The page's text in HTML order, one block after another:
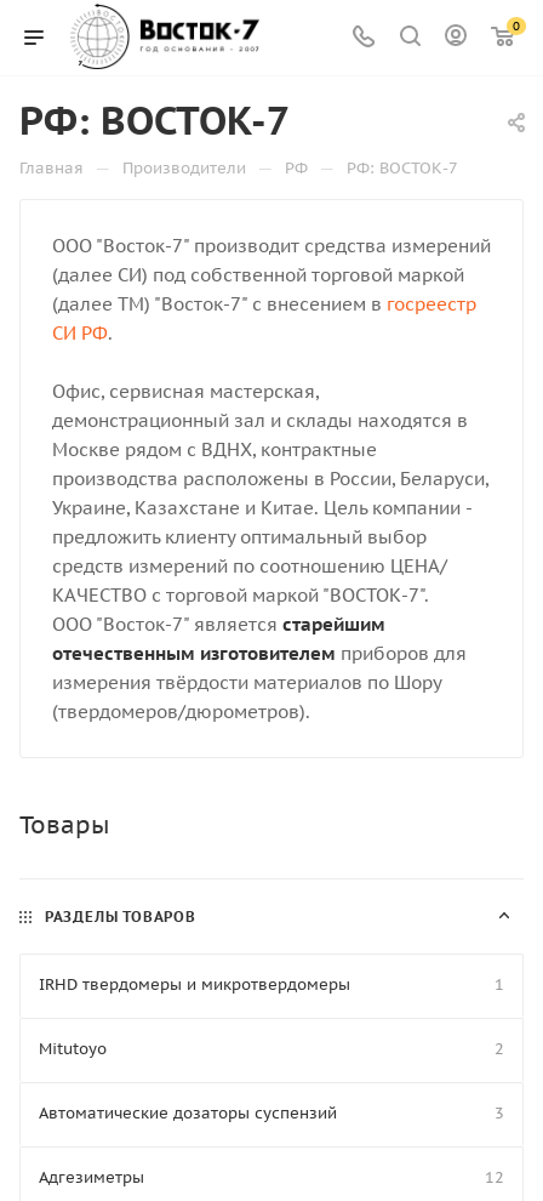
0
РФ: ВОСТОК-7
Главная — Производители — РФ — РФ: ВОСТОК-7
ООО "Восток-7" производит средства измерений
(далее СИ) под собственной торговой маркой
(далее ТМ) "Восток-7" с внесением в госреестр
СИ РФ.
Офис, сервисная мастерская,
демонстрационный зал и склады находятся в
Москве рядом с ВДНХ, контрактные
производства расположены в России, Беларуси,
Украине, Казахстане и Китае. Цель компании -
предложить клиенту оптимальный выбор
средств измерений по соотношению ЦЕНА/
КАЧЕСТВО с торговой маркой "ВОСТОК-7".
ООО "Восток-7" является старейшим
отечественным изготовителем приборов для
измерения твёрдости материалов по Шору
(твердомеров/дюрометров).
Товары
РАЗДЕЛЫ ТОВАРОВ
IRHD твердомеры и микротвердомеры 1
Mitutoyo 2
Автоматические дозаторы суспензий 3
Адгезиметры 12